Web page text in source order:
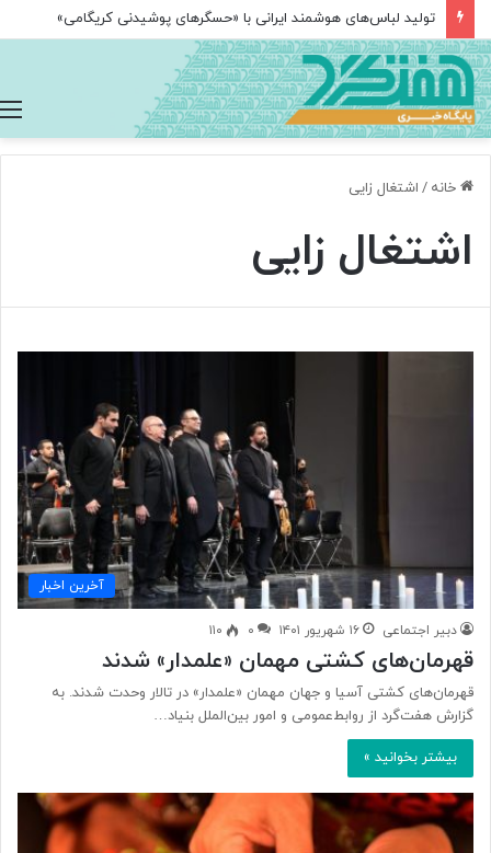
تولید لباس‌های هوشمند ایرانی با «حسگرهای پوشیدنی کریگامی»
خانه / اشتغال زایی
اشتغال زایی
آخرین اخبار
دبیر اجتماعی ۱۶ شهریور ۱۴۰۱ ۰ ۱۱۰
قهرمان‌های کشتی مهمان‌ «علمدار» شدند
قهرمان‌های کشتی آسیا و جهان مهمان‌ «علمدار» در تالار وحدت شدند. به
گزارش هفت‌گرد از روابط‌عمومی و امور بین‌الملل بنیاد…
بیشتر بخوانید »